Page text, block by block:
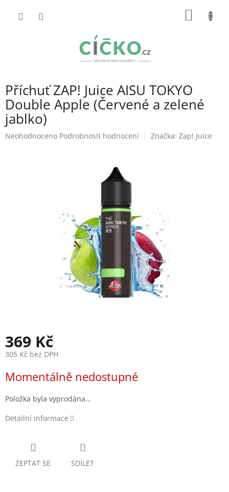
Příchuť ZAP! Juice AISU TOKYO
Double Apple (Červené a zelené
jablko)
Průměrné
Neohodnoceno Podrobnosti hodnocení Značka: Zap! Juice
369 Kč
305 Kč bez DPH
cena:
Momentálně nedostupné
Položka byla vyprodána…
Detailní informace
ZEPTAT SE SDÍLET